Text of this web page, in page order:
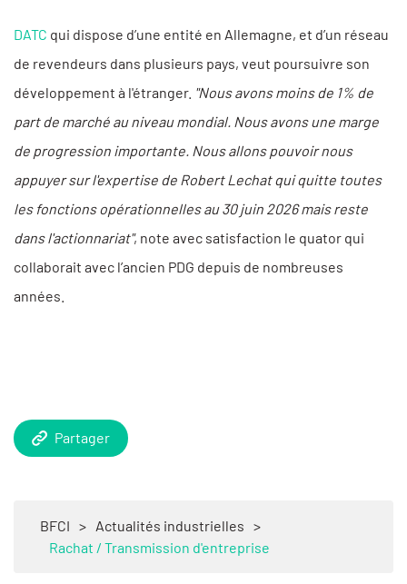
DATC qui dispose d’une entité en Allemagne, et d’un réseau
de revendeurs dans plusieurs pays, veut poursuivre son
développement à l'étranger. "Nous avons moins de 1% de
part de marché au niveau mondial. Nous avons une marge
de progression importante. Nous allons pouvoir nous
appuyer sur l'expertise de Robert Lechat qui quitte toutes
les fonctions opérationnelles au 30 juin 2026 mais reste
dans l'actionnariat", note avec satisfaction le quator qui
collaborait avec l’ancien PDG depuis de nombreuses
années.
Partager
BFCI > Actualités industrielles >
Rachat / Transmission d'entreprise